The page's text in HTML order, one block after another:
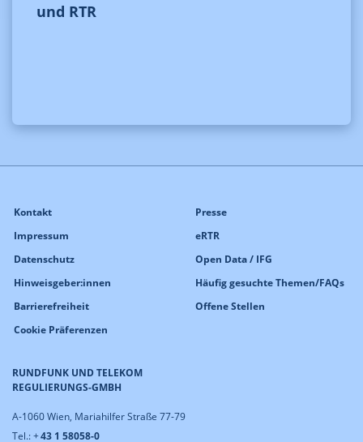
und RTR
RUNDFUNK UND TELEKOM
REGULIERUNGS-GMBH
A-1060 Wien, Mariahilfer Straße 77-79
Tel.: +43 1 58058-0
Kontakt
Impressum
Datenschutz
Hinweisgeber:innen
Barrierefreiheit
Cookie Präferenzen
Presse
eRTR
Open Data / IFG
Häufig gesuchte Themen/FAQs
Offene Stellen